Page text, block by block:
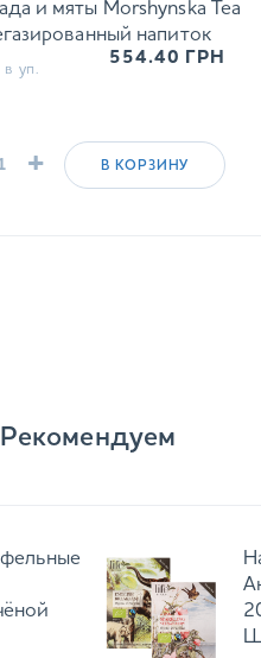
и мяты Morshynska Tea
напиток
уп.
554.40 ГРН
+ В КОРЗИНУ
Рекомендуем